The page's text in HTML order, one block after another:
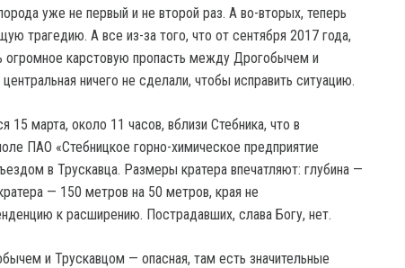
уже не первый и не второй раз. А во-вторых, теперь
трагедию. А все из-за того, что от сентября 2017 года,
огромное карстовую пропасть между Дрогобычем и
ничего не сделали, чтобы исправить ситуацию.
15 марта, около 11 часов, вблизи Стебника, что в
ПАО «Стебницкое горно-химическое предприятие
в Трускавца. Размеры кратера впечатляют: глубина —
— 150 метров на 50 метров, края не
к расширению. Пострадавших, слава Богу, нет.
и Трускавцом — опасная, там есть значительные